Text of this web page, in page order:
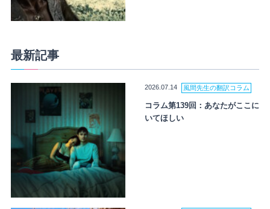
最新記事
2026.07.14 風間先生の翻訳コラム
コラム第139回：あなたがここに
いてほしい